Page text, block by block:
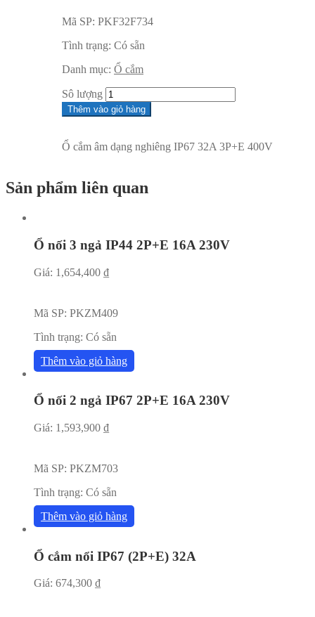
Mã SP: PKF32F734
Tình trạng: Có sẵn
Danh mục: Ổ cắm
Sô lượng
Thêm vào giỏ hàng
Ổ cắm âm dạng nghiêng IP67 32A 3P+E 400V
Sản phẩm liên quan
Ổ nối 3 ngả IP44 2P+E 16A 230V
Giá: 1,654,400 ₫
Mã SP: PKZM409
Tình trạng: Có sẵn
Thêm vào giỏ hàng
Ổ nối 2 ngả IP67 2P+E 16A 230V
Giá: 1,593,900 ₫
Mã SP: PKZM703
Tình trạng: Có sẵn
Thêm vào giỏ hàng
Ổ cắm nổi IP67 (2P+E) 32A
Giá: 674,300 ₫